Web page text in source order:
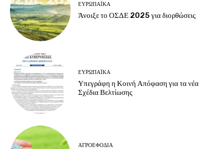
ΕΥΡΩΠΑΪΚΆ
Άνοιξε το ΟΣΔΕ 2025 για διορθώσεις
ΕΥΡΩΠΑΪΚΆ
Υπεγράφη η Κοινή Απόφαση για τα νέα
Σχέδια Βελτίωσης
ΑΓΡΟΕΦΌΔΙΑ